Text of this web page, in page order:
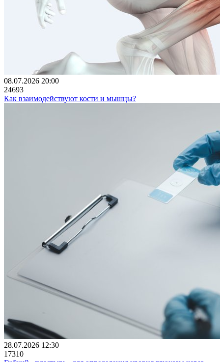
08.07.2026 20:00
24693
Как взаимодействуют кости и мышцы?
28.07.2026 12:30
17310